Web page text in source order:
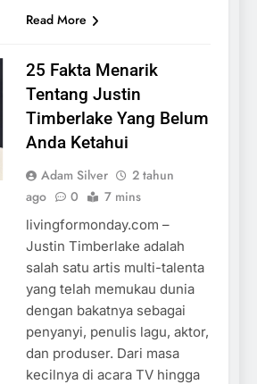
Read More
25 Fakta Menarik
Tentang Justin
Timberlake Yang Belum
Anda Ketahui
Adam Silver
2 tahun
ago
0 7 mins
livingformonday.com –
Justin Timberlake adalah
salah satu artis multi-talenta
yang telah memukau dunia
dengan bakatnya sebagai
penyanyi, penulis lagu, aktor,
dan produser. Dari masa
kecilnya di acara TV hingga